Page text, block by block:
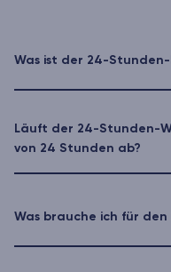
Was ist der 24-
Läuft der 24-Stunden-
von 24 Stunden ab?
Was brauche ich für